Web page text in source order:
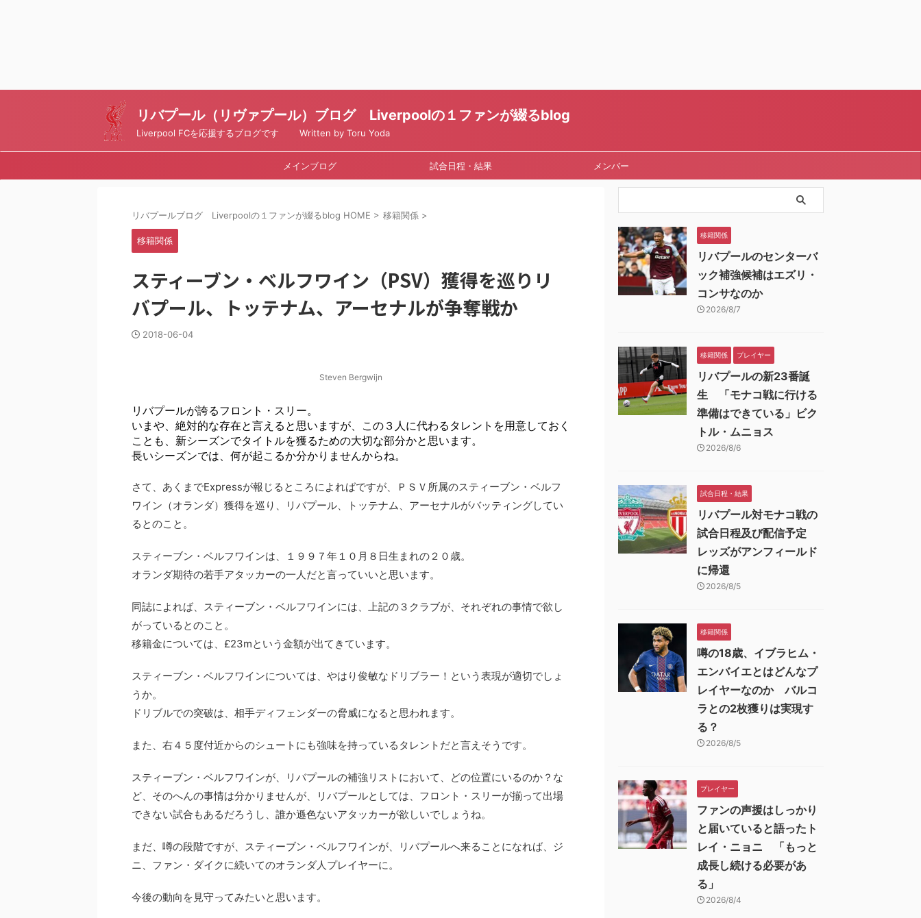
リバプール（リヴァプール）ブログ Liverpoolの１ファンが綴るblog
Liverpool FCを応援するブログです Written by Toru Yoda
メインブログ 試合日程・結果 メンバー
リバプールブログ Liverpoolの１ファンが綴るblog HOME > 移籍関係 >
移籍関係
スティーブン・ベルフワイン（PSV）獲得を巡りリ
バプール、トッテナム、アーセナルが争奪戦か
2018-06-04
Steven Bergwijn
リバプールが誇るフロント・スリー。
いまや、絶対的な存在と言えると思いますが、この３人に代わるタレントを用意しておく
ことも、新シーズンでタイトルを獲るための大切な部分かと思います。
長いシーズンでは、何が起こるか分かりませんからね。
さて、あくまでExpressが報じるところによればですが、ＰＳＶ所属のスティーブン・ベルフ
ワイン（オランダ）獲得を巡り、リバプール、トッテナム、アーセナルがバッティングしてい
るとのこと。
スティーブン・ベルフワインは、１９９７年１０月８日生まれの２０歳。
オランダ期待の若手アタッカーの一人だと言っていいと思います。
同誌によれば、スティーブン・ベルフワインには、上記の３クラブが、それぞれの事情で欲し
がっているとのこと。
移籍金については、£23mという金額が出てきています。
スティーブン・ベルフワインについては、やはり俊敏なドリブラー！という表現が適切でしょ
うか。
ドリブルでの突破は、相手ディフェンダーの脅威になると思われます。
また、右４５度付近からのシュートにも強味を持っているタレントだと言えそうです。
スティーブン・ベルフワインが、リバプールの補強リストにおいて、どの位置にいるのか？な
ど、そのへんの事情は分かりませんが、リバプールとしては、フロント・スリーが揃って出場
できない試合もあるだろうし、誰か遜色ないアタッカーが欲しいでしょうね。
まだ、噂の段階ですが、スティーブン・ベルフワインが、リバプールへ来ることになれば、ジ
ニ、ファン・ダイクに続いてのオランダ人プレイヤーに。
今後の動向を見守ってみたいと思います。
移籍関係
リバプールのセンターバ
ック補強候補はエズリ・
コンサなのか
2026/8/7
移籍関係 プレイヤー
リバプールの新23番誕
生 「モナコ戦に行ける
準備はできている」ビク
トル・ムニョス
2026/8/6
試合日程・結果
リバプール対モナコ戦の
試合日程及び配信予定
レッズがアンフィールド
に帰還
2026/8/5
移籍関係
噂の18歳、イブラヒム・
エンバイエとはどんなプ
レイヤーなのか バルコ
ラとの2枚獲りは実現す
る？
2026/8/5
プレイヤー
ファンの声援はしっかり
と届いていると語ったト
レイ・ニョニ 「もっと
成長し続ける必要があ
る」
2026/8/4